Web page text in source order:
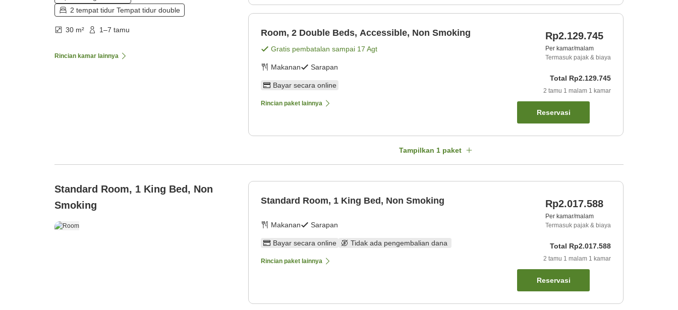
2 tempat tidur Tempat tidur double
30 m² 1–7 tamu
Rincian kamar lainnya
Room, 2 Double Beds, Accessible, Non Smoking
Gratis pembatalan sampai 17 Agt
Makanan Sarapan
Bayar secara online
Rincian paket lainnya
Rp2.129.745
Per kamar/malam
Termasuk pajak & biaya
Total Rp2.129.745
2 tamu 1 malam 1 kamar
Reservasi
Tampilkan 1 paket
Standard Room, 1 King Bed, Non
Smoking
Standard Room, 1 King Bed, Non Smoking
Makanan Sarapan
Bayar secara online Tidak ada pengembalian dana
Rincian paket lainnya
Rp2.017.588
Per kamar/malam
Termasuk pajak & biaya
Total Rp2.017.588
2 tamu 1 malam 1 kamar
Reservasi